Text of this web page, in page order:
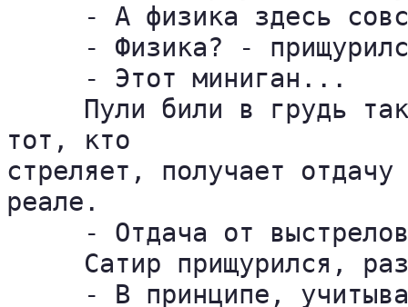
- А физика здесь
- Физика? -
     - Этот миниган...
Пули били в грудь
тот, кто
стреляет, получает
реале.
- Отдача от
Сатир прищурился,
- В принципе,